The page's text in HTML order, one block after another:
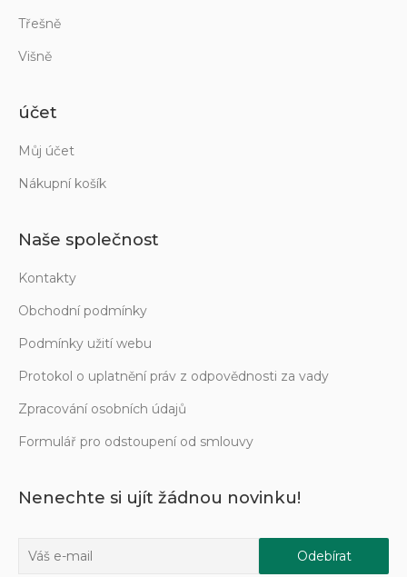
Třešně
Višně
účet
Můj účet
Nákupní košík
Naše společnost
Kontakty
Obchodní podmínky
Podmínky užití webu
Protokol o uplatnění práv z odpovědnosti za vady
Zpracování osobních údajů
Formulář pro odstoupení od smlouvy
Nenechte si ujít žádnou novinku!